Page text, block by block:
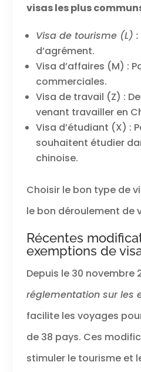
visas les plus
Visa de tourisme (L) :
d’agrément.
Visa d’affaires (M) :
commerciales.
Visa de travail (Z) :
venant travailler en
Visa d’étudiant (X) :
souhaitent étudier
chinoise.
Choisir le bon type de
le bon déroulement de
Récentes
exemptions de
Depuis le 30 novembre
réglementation sur les
facilite les voyages
de 38 pays. Ces
stimuler le tourisme et